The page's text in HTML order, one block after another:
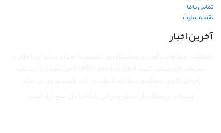
تماس با ما
نقشه سایت
آخرین اخبار